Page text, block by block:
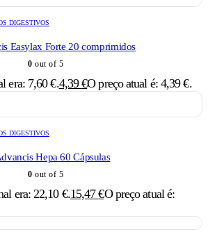
DIGESTIVOS
Easylax Forte 20 comprimidos
0 out of 5
era: 7,60 €.4,39€O preço atual é: 4,39 €.
DIGESTIVOS
Hepa 60 Cápsulas
0 out of 5
era: 22,10 €.15,47€O preço atual é: